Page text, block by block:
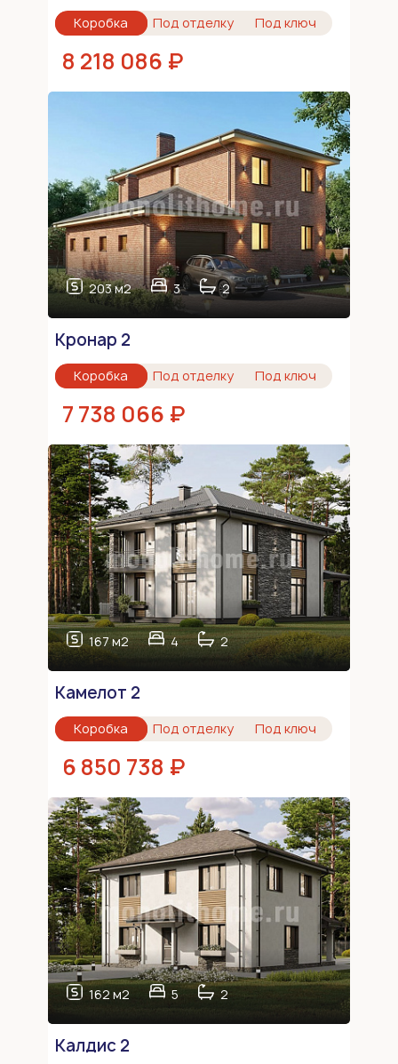
Коробка Под отделку Под ключ
8 218 086 ₽
203 м2 3 2
Кронар 2
Коробка Под отделку Под ключ
7 738 066 ₽
167 м2 4 2
Камелот 2
Коробка Под отделку Под ключ
6 850 738 ₽
162 м2 5 2
Калдис 2